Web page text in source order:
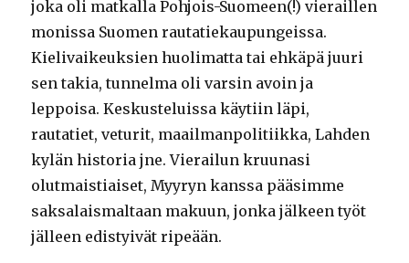
joka oli matkalla Pohjois-Suomeen(!) vieraillen
monissa Suomen rautatiekaupungeissa.
Kielivaikeuksien huolimatta tai ehkäpä juuri
sen takia, tunnelma oli varsin avoin ja
leppoisa. Keskusteluissa käytiin läpi,
rautatiet, veturit, maailmanpolitiikka, Lahden
kylän historia jne. Vierailun kruunasi
olutmaistiaiset, Myyryn kanssa pääsimme
saksalaismaltaan makuun, jonka jälkeen työt
jälleen edistyivät ripeään.